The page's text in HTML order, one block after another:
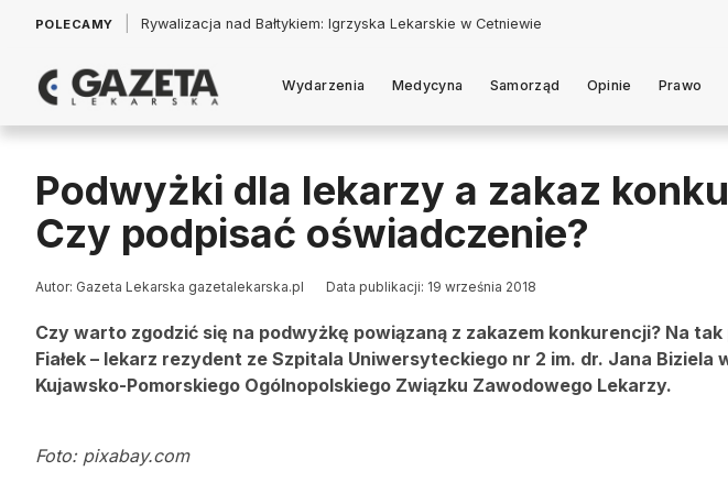
POLECAMY Łukasz Jankowski: Politycy w pogoni za króliczkiem
Wydarzenia Medycyna Samorząd Opinie Prawo
Podwyżki dla lekarzy a zakaz
Czy podpisać oświadczenie?
Autor: Gazeta Lekarska gazetalekarska.pl Data publikacji: 19 września 2018
Czy warto zgodzić się na podwyżkę powiązaną z zakazem konkurencji? Na
Fiałek – lekarz rezydent ze Szpitala Uniwersyteckiego nr 2 im. dr. Jana
Kujawsko-Pomorskiego Ogólnopolskiego Związku Zawodowego Lekarzy.
Foto: pixabay.com